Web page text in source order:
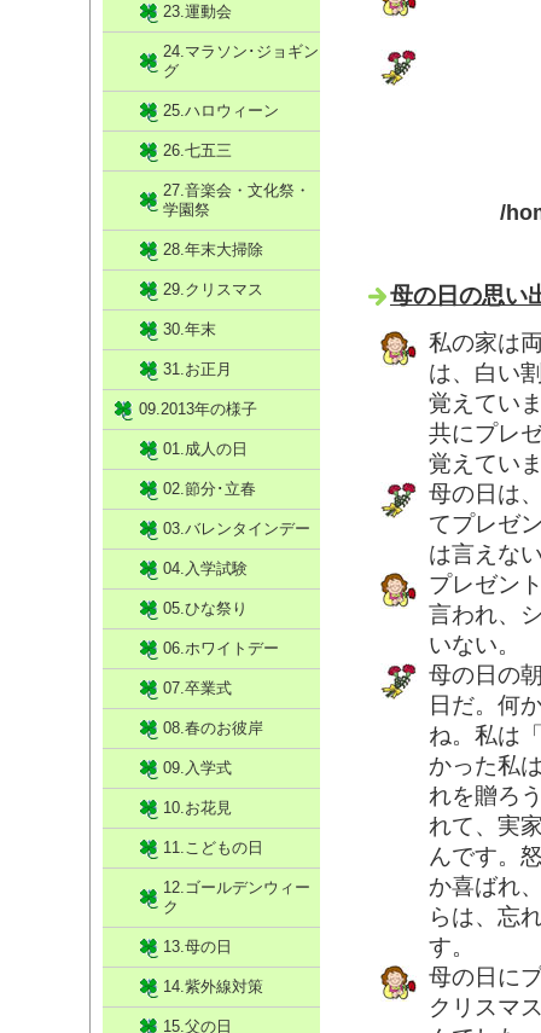
/
母の日の思い
私の家は
は、白い
覚えてい
共にプレ
覚えてい
母の日は
てプレゼ
は言えな
プレゼン
言われ、
いない。
母の日の
日だ。何
ね。私は
かった私
れを贈ろ
れて、実
んです。
か喜ばれ
らは、忘
す。
母の日に
クリスマ
23.運動会
24.マラソン･ジョギン
グ
25.ハロウィーン
26.七五三
27.音楽会・文化祭・
学園祭
28.年末大掃除
29.クリスマス
30.年末
31.お正月
09.2013年の様子
01.成人の日
02.節分･立春
03.バレンタインデー
04.入学試験
05.ひな祭り
06.ホワイトデー
07.卒業式
08.春のお彼岸
09.入学式
10.お花見
11.こどもの日
12.ゴールデンウィー
ク
13.母の日
14.紫外線対策
15.父の日